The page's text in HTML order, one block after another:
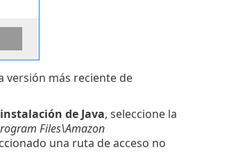
versión más reciente de
de Java, seleccione la
Files\Amazon
una ruta de acceso no